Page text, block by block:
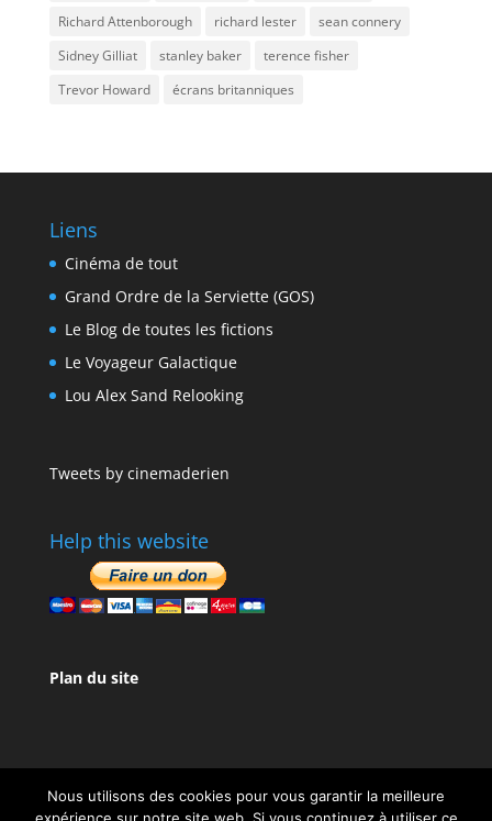
Richard Attenborough
richard lester
sean connery
Sidney Gilliat
stanley baker
terence fisher
Trevor Howard
écrans britanniques
Liens
Cinéma de tout
Grand Ordre de la Serviette (GOS)
Le Blog de toutes les fictions
Le Voyageur Galactique
Lou Alex Sand Relooking
Tweets by cinemaderien
Help this website
Plan du site
Nous utilisons des cookies pour vous garantir la meilleure